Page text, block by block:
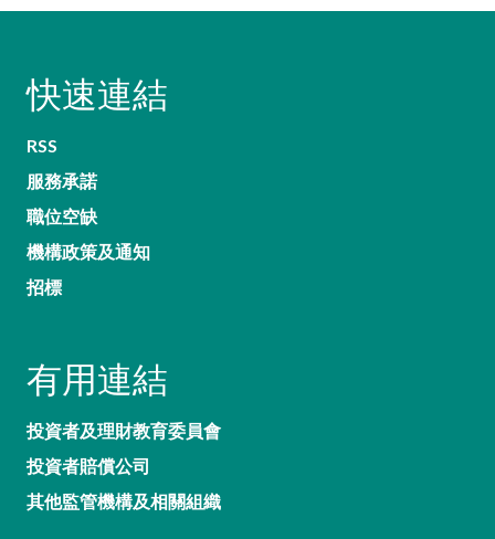
快速連結
RSS
服務承諾
職位空缺
機構政策及通知
招標
有用連結
投資者及理財教育委員會
投資者賠償公司
其他監管機構及相關組織